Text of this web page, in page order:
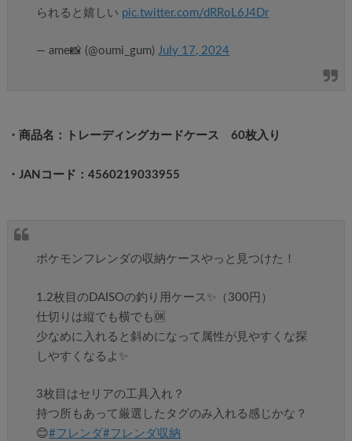
られると嬉しい pic.twitter.com/dRRoL6J4Dr
— ame📸 (@oumi_gum) July 17, 2024
・商品名：トレーディングカードケース 60枚入り
・JANコード：4560219033955
ポケモンフレンダの収納ケースやっと見つけた！
1.2枚目のDAISOの釣り用ケース✨（300円）
仕切りは縦でも横でも🆗
少なめに入れると斜めになって属性が見やすくな探
しやすくなるよ✨
3枚目はセリアの工具入れ？
持つ所もあって厳選したタグのみ入れる感じかな？
😊#フレンダ#フレンダ収納